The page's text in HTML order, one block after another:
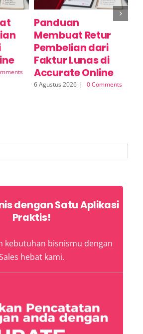
Panduan
Membuat Retur
Pembelian dari
Faktur Lunas di
Accurate Online
6 Agustus 2026 | 0 Comments
dengan Satu Aplikasi
Praktis!
kebutuhan bisnismu dengan
hebat kami.